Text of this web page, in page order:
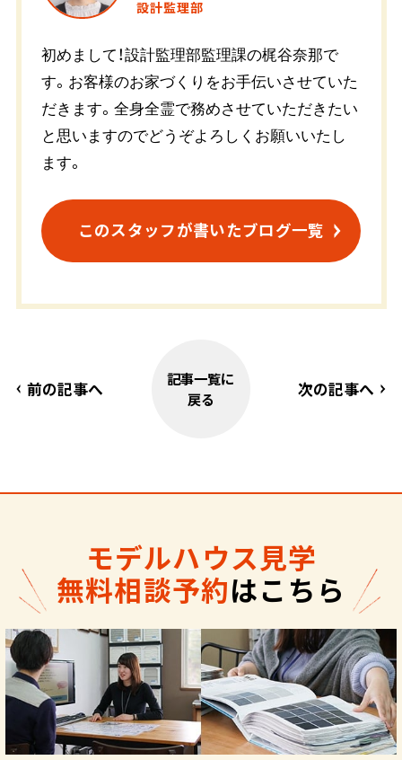
設計監理部
初めまして！設計監理部監理課の梶谷奈那で
す。お客様のお家づくりをお手伝いさせていた
だきます。全身全霊で務めさせていただきたい
と思いますのでどうぞよろしくお願いいたし
ます。
このスタッフが書いたブログ一覧
前の記事へ
記事一覧に
戻る
次の記事へ
モデルハウス見学
無料相談予約はこちら